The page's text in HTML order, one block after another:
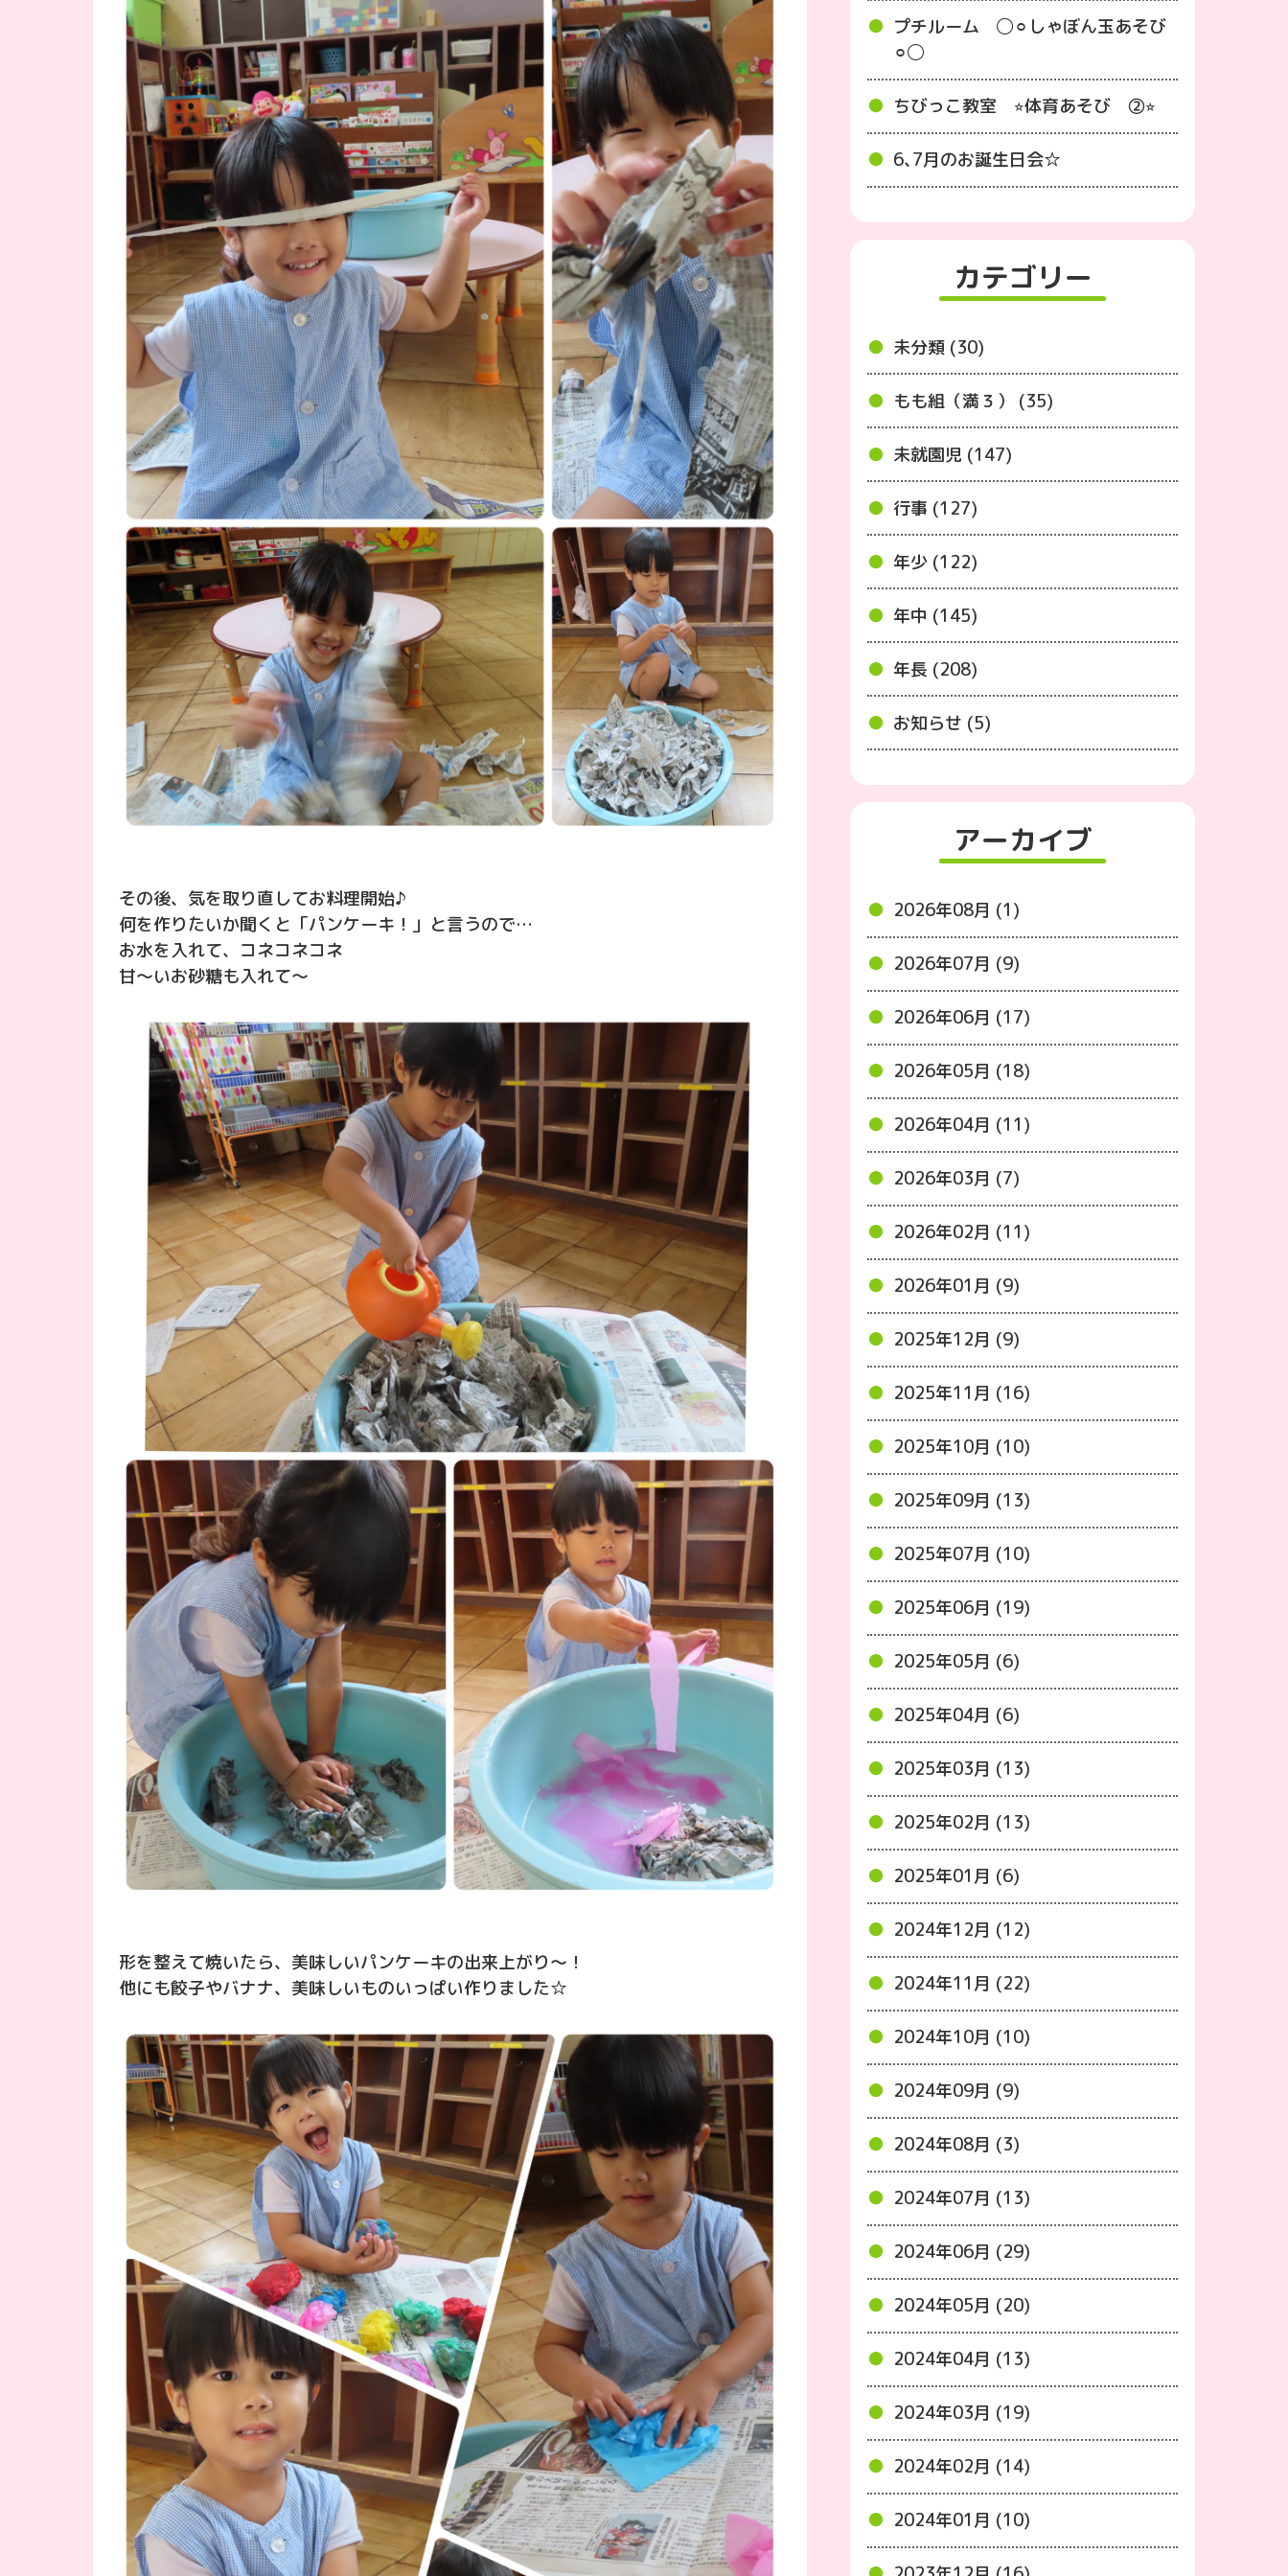
その後、気を取り直してお料理開始♪
何を作りたいか聞くと「パンケーキ！」と言うので…
お水を入れて、コネコネコネ
甘〜いお砂糖も入れて〜
形を整えて焼いたら、美味しいパンケーキの出来上がり〜！
他にも餃子やバナナ、美味しいものいっぱい作りました☆
プチルーム ◯⚪︎しゃぼん玉あそび
⚪︎◯
ちびっこ教室 ⭐︎体育あそび ②⭐︎
6､7月のお誕生日会☆
カテゴリー
未分類 (30)
もも組（満３） (35)
未就園児 (147)
行事 (127)
年少 (122)
年中 (145)
年長 (208)
お知らせ (5)
アーカイブ
2026年08月 (1)
2026年07月 (9)
2026年06月 (17)
2026年05月 (18)
2026年04月 (11)
2026年03月 (7)
2026年02月 (11)
2026年01月 (9)
2025年12月 (9)
2025年11月 (16)
2025年10月 (10)
2025年09月 (13)
2025年07月 (10)
2025年06月 (19)
2025年05月 (6)
2025年04月 (6)
2025年03月 (13)
2025年02月 (13)
2025年01月 (6)
2024年12月 (12)
2024年11月 (22)
2024年10月 (10)
2024年09月 (9)
2024年08月 (3)
2024年07月 (13)
2024年06月 (29)
2024年05月 (20)
2024年04月 (13)
2024年03月 (19)
2024年02月 (14)
2024年01月 (10)